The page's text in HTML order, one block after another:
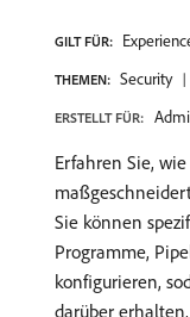
GILT FÜR:
THEMEN: Security
ERSTELLT FÜR:
Erfahren Sie,
Sie können
Programme,
konfigurieren,
darüber